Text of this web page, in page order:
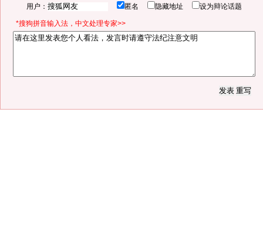
用户： 匿名 隐藏地址 设为辩论话题
*搜狗拼音输入法，中文处理专家>>